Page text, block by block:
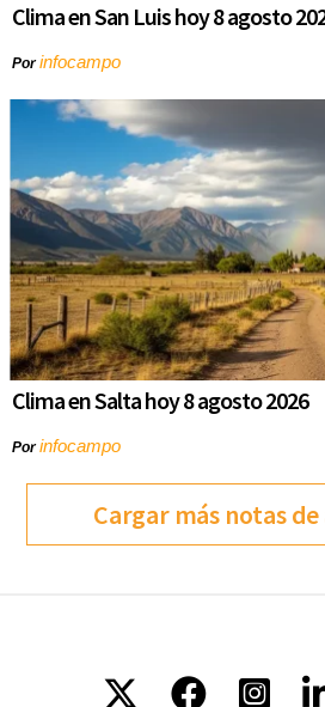
Clima en San Luis hoy 8 agosto
Porinfocampo
Clima en Salta hoy 8 agosto 2026
Porinfocampo
Cargar más notas